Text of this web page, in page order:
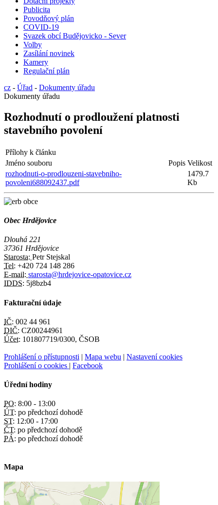
Publicita
Povodňový plán
COVID-19
Svazek obcí Budějovicko - Sever
Volby
Zasílání novinek
Kamery
Regulační plán
cz - Úřad - Dokumenty úřadu
Dokumenty úřadu
Rozhodnutí o prodloužení platnosti
stavebního povolení
Přílohy k článku
Jméno souboru
Popis Velikost
rozhodnuti-o-prodlouzeni-stavebniho-
povoleni688092437.pdf
1479.7
Kb
Obec Hrdějovice
Dlouhá 221
37361 Hrdějovice
Starosta: Petr Stejskal
Tel: +420 724 148 286
E-mail: starosta@hrdejovice-opatovice.cz
IDDS: 5j8bzb4
Fakturační údaje
IČ: 002 44 961
DIČ: CZ00244961
Účet: 101807719/0300, ČSOB
Prohlášení o přístupnosti | Mapa webu | Nastavení cookies
Prohlášení o cookies | Facebook
Úřední hodiny
PO: 8:00 - 13:00
ÚT: po předchozí dohodě
ST: 12:00 - 17:00
ČT: po předchozí dohodě
PÁ: po předchozí dohodě
Mapa